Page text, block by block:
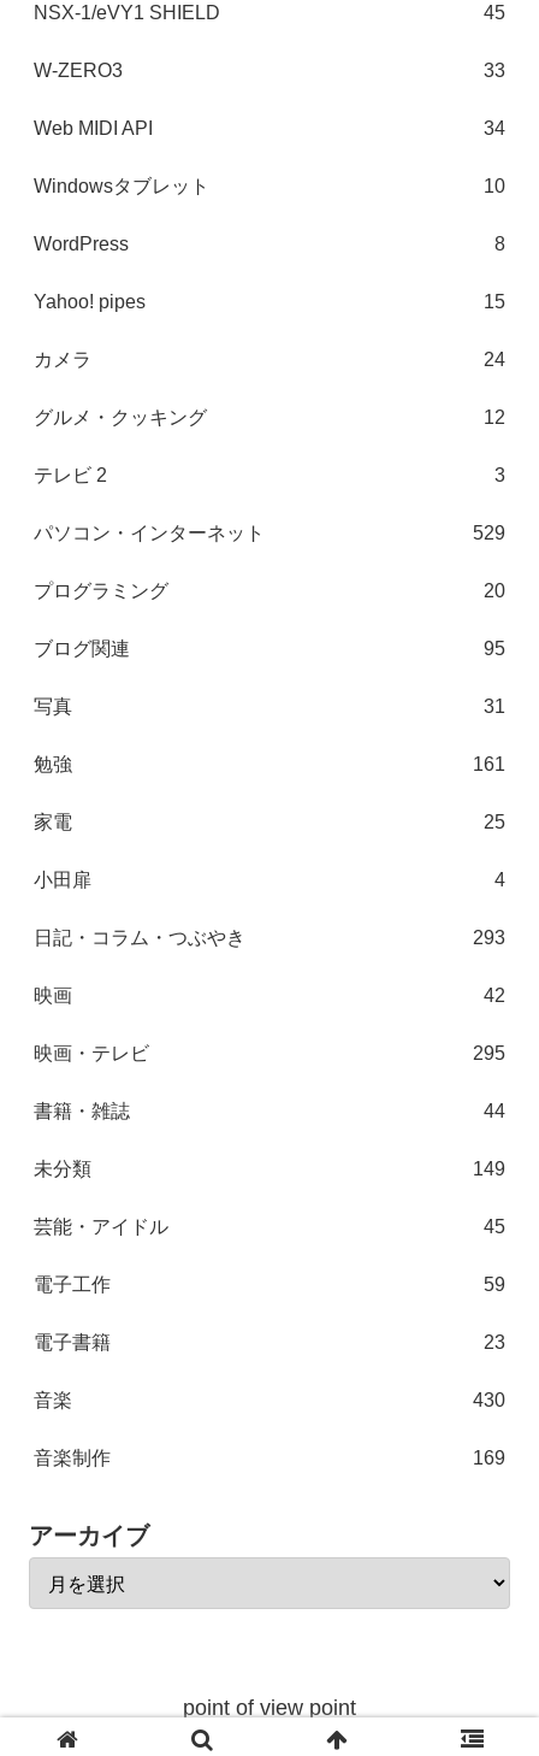
NSX-1/eVY1 SHIELD 45
W-ZERO3 33
Web MIDI API 34
Windowsタブレット 10
WordPress 8
Yahoo! pipes 15
カメラ 24
グルメ・クッキング 12
テレビ 2 3
パソコン・インターネット 529
プログラミング 20
ブログ関連 95
写真 31
勉強 161
家電 25
小田扉 4
日記・コラム・つぶやき 293
映画 42
映画・テレビ 295
書籍・雑誌 44
未分類 149
芸能・アイドル 45
電子工作 59
電子書籍 23
音楽 430
音楽制作 169
アーカイブ
point of view point
© 2004 point of view point.